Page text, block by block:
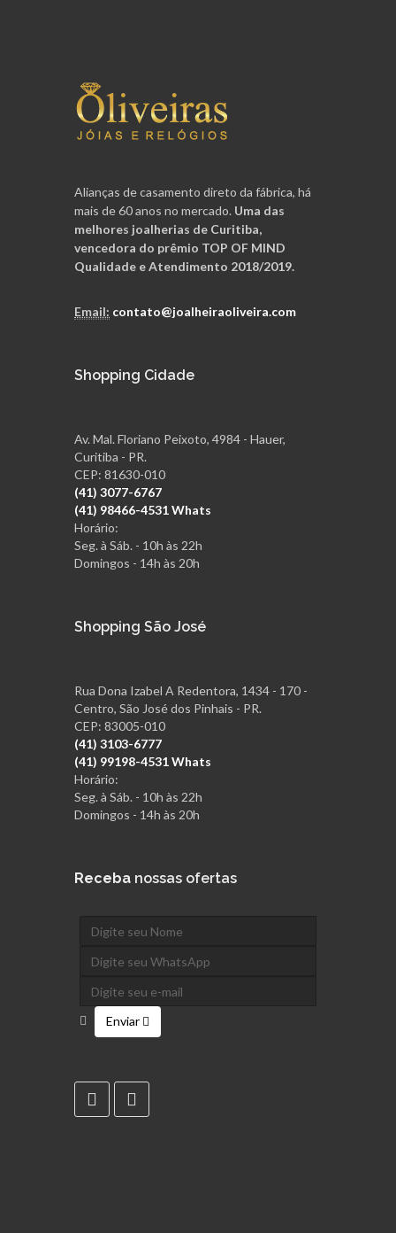
Alianças de casamento direto da fábrica, há
mais de 60 anos no mercado. Uma das
melhores joalherias de Curitiba,
vencedora do prêmio TOP OF MIND
Qualidade e Atendimento 2018/2019.
Email: contato@joalheiraoliveira.com
Shopping Cidade
Av. Mal. Floriano Peixoto, 4984 - Hauer,
Curitiba - PR.
CEP: 81630-010
(41) 3077-6767
(41) 98466-4531 Whats
Horário:
Seg. à Sáb. - 10h às 22h
Domingos - 14h às 20h
Shopping São José
Rua Dona Izabel A Redentora, 1434 - 170 -
Centro, São José dos Pinhais - PR.
CEP: 83005-010
(41) 3103-6777
(41) 99198-4531 Whats
Horário:
Seg. à Sáb. - 10h às 22h
Domingos - 14h às 20h
Receba nossas ofertas
Enviar